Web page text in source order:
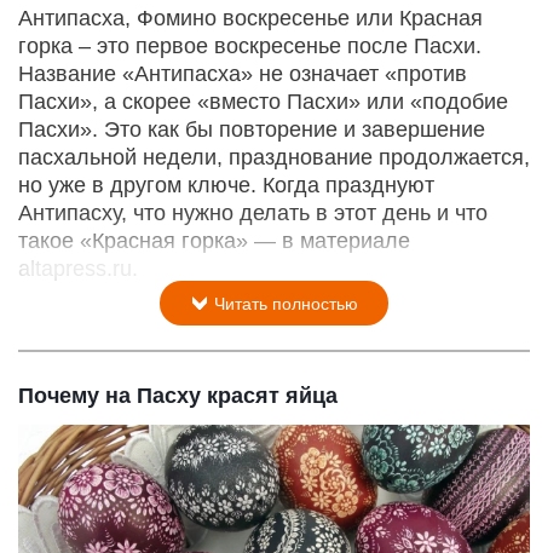
Антипасха, Фомино воскресенье или Красная
горка – это первое воскресенье после Пасхи.
Название «Антипасха» не означает «против
Пасхи», а скорее «вместо Пасхи» или «подобие
Пасхи». Это как бы повторение и завершение
пасхальной недели, празднование продолжается,
но уже в другом ключе. Когда празднуют
Антипасху, что нужно делать в этот день и что
такое «Красная горка» — в материале
altapress.ru.
Читать полностью
Почему на Пасху красят яйца